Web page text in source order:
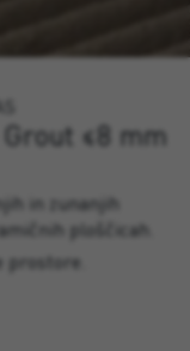
≤8 mm
in zunanjih
ploščicah.
prostore.